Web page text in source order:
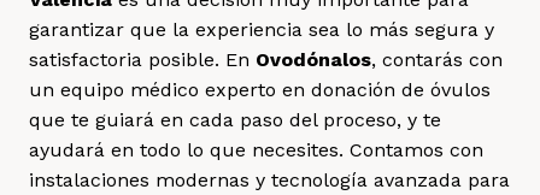
garantizar que la experiencia sea lo más segura y
satisfactoria posible. En Ovodónalos, contarás con
un equipo médico experto en donación de óvulos
que te guiará en cada paso del proceso, y te
ayudará en todo lo que necesites. Contamos con
instalaciones modernas y tecnología avanzada para